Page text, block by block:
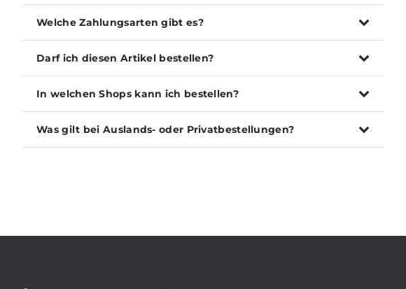
Welche Zahlungsarten gibt es?
Darf ich diesen Artikel bestellen?
In welchen Shops kann ich bestellen?
Was gilt bei Auslands- oder Privatbestellungen?